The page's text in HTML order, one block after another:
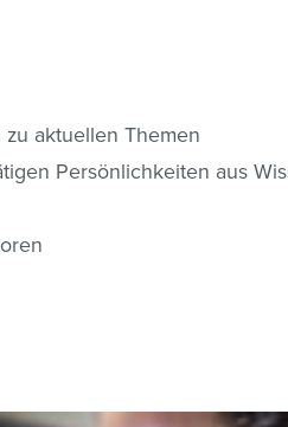
aktuellen Themen
Persönlichkeiten aus